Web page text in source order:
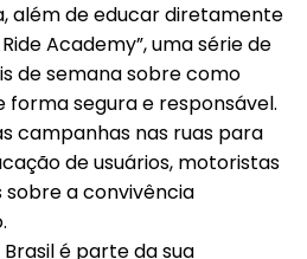
além de educar diretamente
Academy”, uma série de
de semana sobre como
segura e responsável.
campanhas nas ruas para
de usuários, motoristas
a convivência
é parte da sua